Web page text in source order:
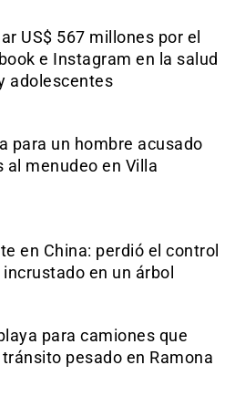
US$ 567 millones por el
e Instagram en la salud
adolescentes
para un hombre acusado
al menudeo en Villa
en China: perdió el control
en un árbol
para camiones que
pesado en Ramona